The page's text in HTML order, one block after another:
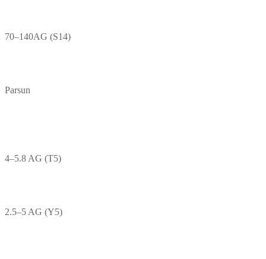
70–140AG (S14)
Parsun
4–5.8 AG (T5)
2.5–5 AG (Y5)